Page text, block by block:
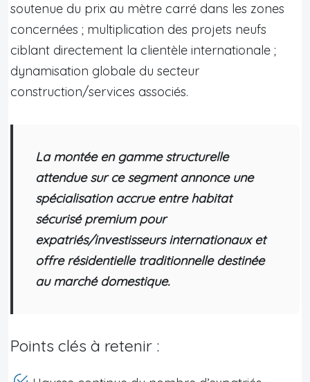
soutenue du prix au mètre carré dans les zones
concernées ; multiplication des projets neufs
ciblant directement la clientèle internationale ;
dynamisation globale du secteur
construction/services associés.
La montée en gamme structurelle
attendue sur ce segment annonce une
spécialisation accrue entre habitat
sécurisé premium pour
expatriés/investisseurs internationaux et
offre résidentielle traditionnelle destinée
au marché domestique.
Points clés à retenir :